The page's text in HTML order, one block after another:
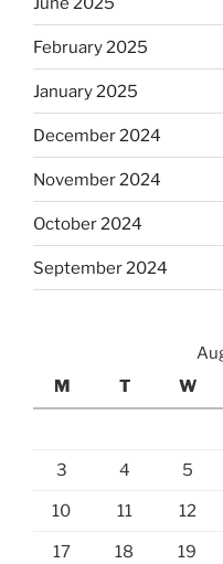
February 2025
January 2025
December 2024
November 2024
October 2024
September 2024
M
T W
3 4 5
10 11 12
17 18 19